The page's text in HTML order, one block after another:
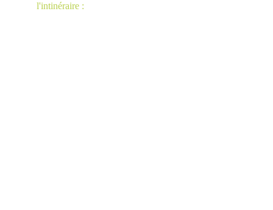
l'intinéraire :